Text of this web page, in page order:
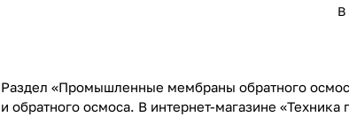
В
Раздел «Промышленные мембраны обратного
и обратного осмоса. В интернет-магазине